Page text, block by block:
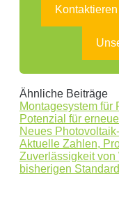
Ähnliche Beiträge
Montagesystem für
Potenzial für
Neues
Aktuelle Zahlen,
Zuverlässigkeit von
bisherigen